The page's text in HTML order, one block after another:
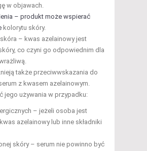
w objawach.
– produkt może wspierać
kolorytu skóry.
– kwas azelainowy jest
co czyni go odpowiednim dla
także przeciwwskazania do
z kwasem azelainowym.
jego używania w przypadku:
– jeżeli osoba jest
azelainowy lub inne składniki
skóry – serum nie powinno być